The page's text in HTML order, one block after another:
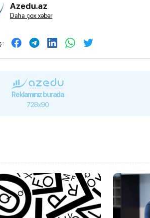
Azedu.az
Daha çox xəbər
Reklamınız burada
728x90